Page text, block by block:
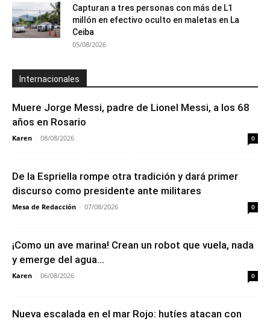
Capturan a tres personas con más de L1
millón en efectivo oculto en maletas en La
Ceiba
05/08/2026
Internacionales
Muere Jorge Messi, padre de Lionel Messi, a los 68
años en Rosario
Karen - 08/08/2026 0
De la Espriella rompe otra tradición y dará primer
discurso como presidente ante militares
Mesa de Redacción - 07/08/2026 0
¡Como un ave marina! Crean un robot que vuela, nada
y emerge del agua...
Karen - 06/08/2026 0
Nueva escalada en el mar Rojo: hutíes atacan con